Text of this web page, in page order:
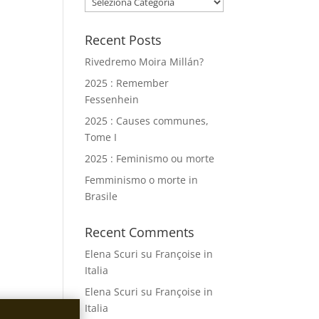
Recent Posts
Rivedremo Moira Millán?
2025 : Remember
Fessenhein
2025 : Causes communes,
Tome I
2025 : Feminismo ou morte
Femminismo o morte in
Brasile
Recent Comments
Elena Scuri su Françoise in
Italia
Elena Scuri su Françoise in
Italia